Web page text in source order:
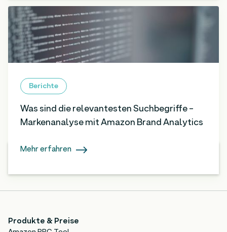
Berichte
Was sind die relevantesten Suchbegriffe -
Markenanalyse mit Amazon Brand Analytics
Mehr erfahren
Produkte & Preise